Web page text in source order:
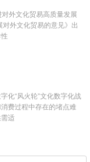
外文化贸易高质量发展
外文化贸易的意见》出
”文化数字化战
费过程中存在的堵点难
适